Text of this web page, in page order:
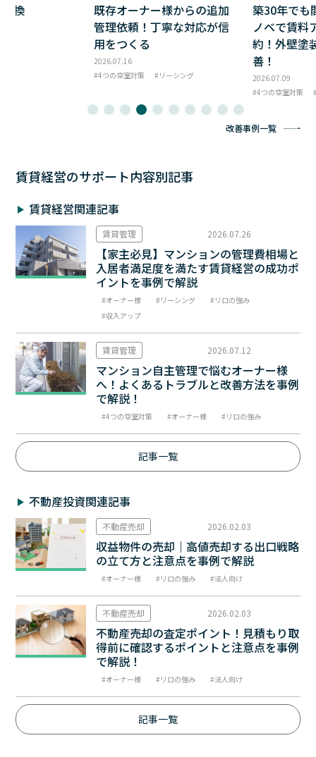
からの追加
築30年でも間取り変更のリ
ノベで賃料アップ＆即成
約！外壁塗装に続く空室改
善！
2026.07.09
シンプルリ
所・トイレ
ローリング
シックな空
2026.07.09
4つの空室対策
改善事例一覧
賃貸経営のサポート内容別記事
賃貸経営関連記事
賃貸管理 2026.07.26
【家主必見】マンションの管理費相場と
入居者満足度を満たす賃貸経営の成功ポ
イントを事例で解説
オーナー様 リーシング
リロの強み
収入アップ
賃貸管理 2026.07.12
マンション自主管理で悩むオーナー様
へ！よくあるトラブルと改善方法を事例
で解説！
4つの空室対策 オーナー様 リロの強み
記事一覧
不動産投資関連記事
不動産売却 2026.02.03
収益物件の売却｜高値売却する出口戦略
の立て方と注意点を事例で解説
オーナー様 リロの強み 法人向け
不動産売却 2026.02.03
不動産売却の査定ポイント！見積もり取
得前に確認するポイントと注意点を事例
で解説！
オーナー様 リロの強み 法人向け
記事一覧